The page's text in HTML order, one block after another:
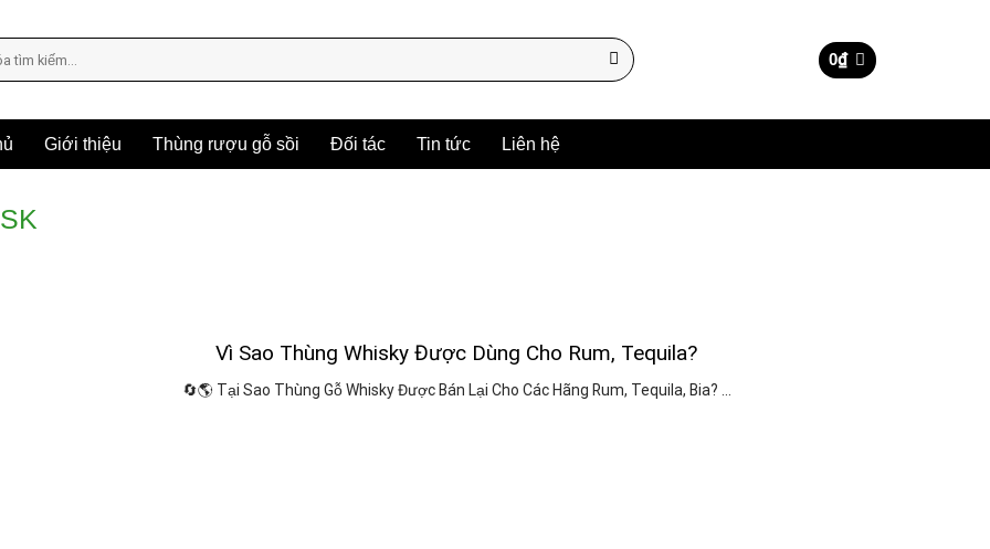
0₫
Giới thiệu Thùng rượu gỗ sồi Đối tác Tin tức Liên hệ
Vì Sao Thùng Whisky Được Dùng Cho Rum, Tequila?
🔄🌎 Tại Sao Thùng Gỗ Whisky Được Bán Lại Cho Các Hãng Rum, Tequila, Bia? ...